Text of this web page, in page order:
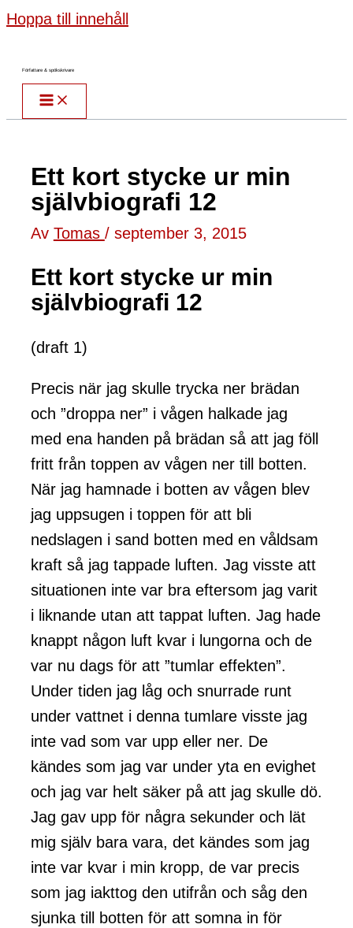
Hoppa till innehåll
Författare & spökskrivare
Ett kort stycke ur min
självbiografi 12
Av Tomas / september 3, 2015
Ett kort stycke ur min
självbiografi 12
(draft 1)
Precis när jag skulle trycka ner brädan
och ”droppa ner” i vågen halkade jag
med ena handen på brädan så att jag föll
fritt från toppen av vågen ner till botten.
När jag hamnade i botten av vågen blev
jag uppsugen i toppen för att bli
nedslagen i sand botten med en våldsam
kraft så jag tappade luften. Jag visste att
situationen inte var bra eftersom jag varit
i liknande utan att tappat luften. Jag hade
knappt någon luft kvar i lungorna och de
var nu dags för att ”tumlar effekten”.
Under tiden jag låg och snurrade runt
under vattnet i denna tumlare visste jag
inte vad som var upp eller ner. De
kändes som jag var under yta en evighet
och jag var helt säker på att jag skulle dö.
Jag gav upp för några sekunder och lät
mig själv bara vara, det kändes som jag
inte var kvar i min kropp, de var precis
som jag iakttog den utifrån och såg den
sjunka till botten för att somna in för